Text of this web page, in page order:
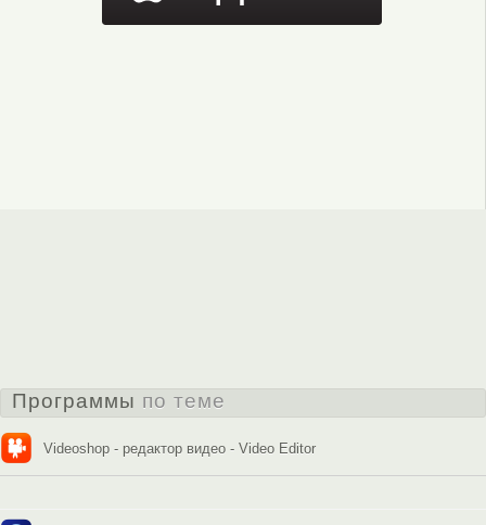
Программы по теме
Videoshop - редактор видео - Video Editor